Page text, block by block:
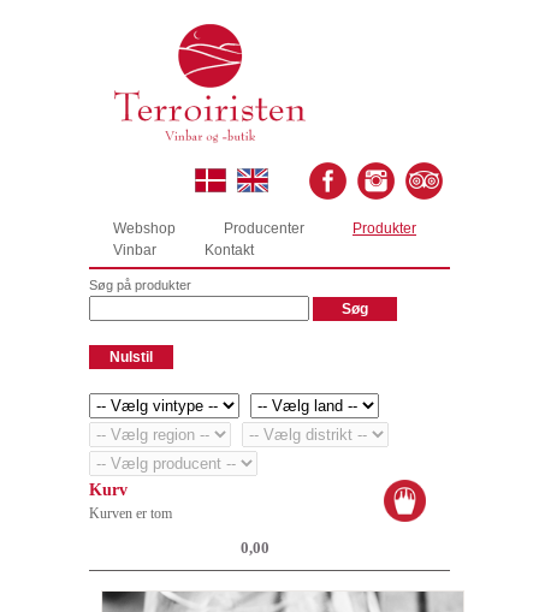
Webshop Producenter
Produkter
Vinbar
Kontakt
Søg på produkter
Kurv
Kurven er tom
0,00